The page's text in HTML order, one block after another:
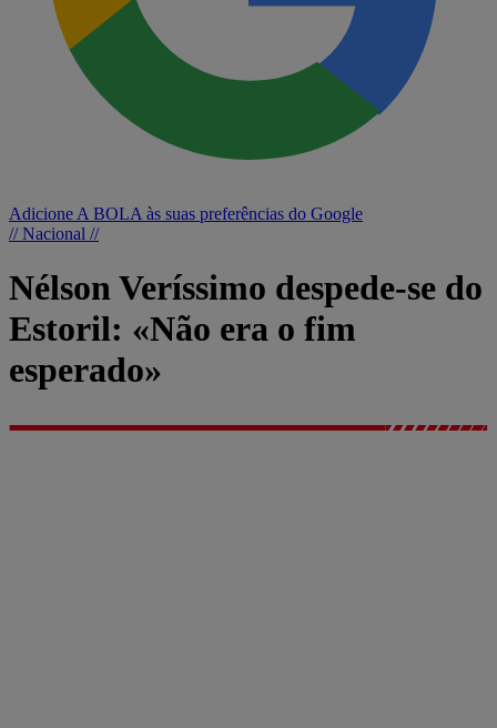
Adicione A BOLA às suas preferências do Google
// Nacional //
Nélson Veríssimo despede-se do
Estoril: «Não era o fim
esperado»